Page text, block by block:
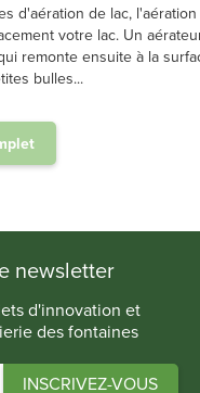
d'aération de lac,
votre lac. Un
remonte ensuite à la
bulles...
newsletter
d'innovation et
des fontaines